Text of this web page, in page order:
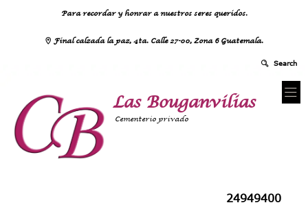
Para recordar y honrar a nuestros seres queridos.
Final calzada la paz, 4ta. Calle 27-00, Zona 6 Guatemala.
Las Bouganvilias
Cementerio privado
24949400